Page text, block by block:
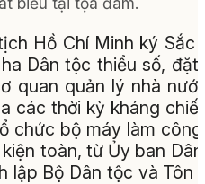
Hồ Chí Minh ký Sắc
Dân tộc thiểu số, đặt
quan quản lý nhà
các thời kỳ kháng
chức bộ máy làm
toàn, từ Ủy ban
lập Bộ Dân tộc và Tôn